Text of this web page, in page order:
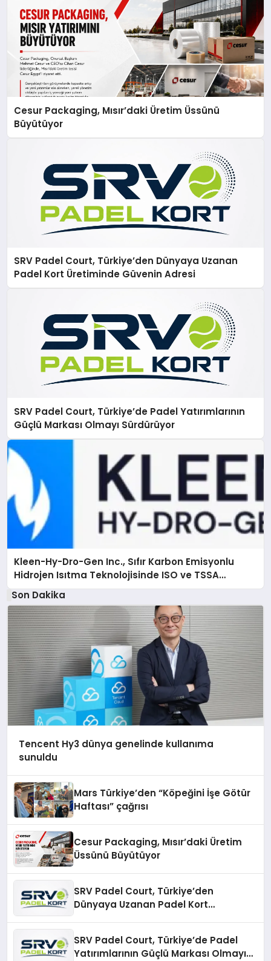
Cesur Packaging, Mısır’daki Üretim Üssünü
Büyütüyor
SRV Padel Court, Türkiye’den Dünyaya Uzanan
Padel Kort Üretiminde Güvenin Adresi
SRV Padel Court, Türkiye’de Padel Yatırımlarının
Güçlü Markası Olmayı Sürdürüyor
Kleen-Hy-Dro-Gen Inc., Sıfır Karbon Emisyonlu
Hidrojen Isıtma Teknolojisinde ISO ve TSSA
Düzenleyici Onaylarını Aldı
Son Dakika
Tencent Hy3 dünya genelinde kullanıma
sunuldu
Mars Türkiye’den “Köpeğini İşe Götür
Haftası” çağrısı
Cesur Packaging, Mısır’daki Üretim
Üssünü Büyütüyor
SRV Padel Court, Türkiye’den
Dünyaya Uzanan Padel Kort
SRV Padel Court, Türkiye’de Padel
Yatırımlarının Güçlü Markası Olmayı